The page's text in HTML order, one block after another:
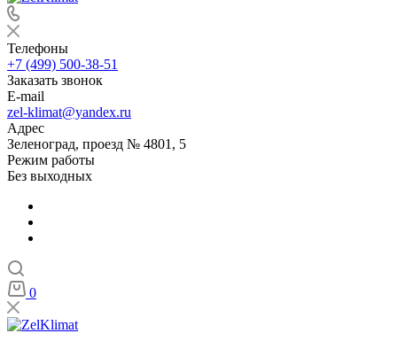
Телефоны
+7 (499) 500-38-51
Заказать звонок
E-mail
zel-klimat@yandex.ru
Адрес
Зеленоград, проезд № 4801, 5
Режим работы
Без выходных
0